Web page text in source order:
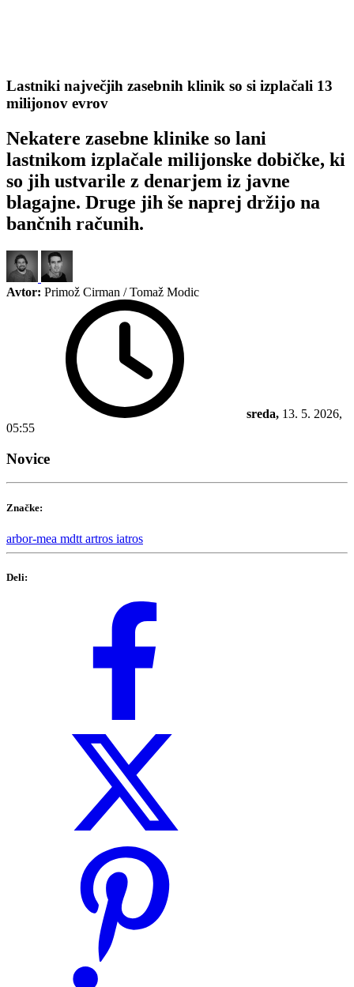
Lastniki največjih zasebnih klinik so si izplačali 13
milijonov evrov
Nekatere zasebne klinike so lani
lastnikom izplačale milijonske dobičke, ki
so jih ustvarile z denarjem iz javne
blagajne. Druge jih še naprej držijo na
bančnih računih.
Avtor: Primož Cirman / Tomaž Modic
sreda, 13. 5. 2026,
05:55
Novice
Značke:
arbor-mea mdtt artros iatros
Deli: